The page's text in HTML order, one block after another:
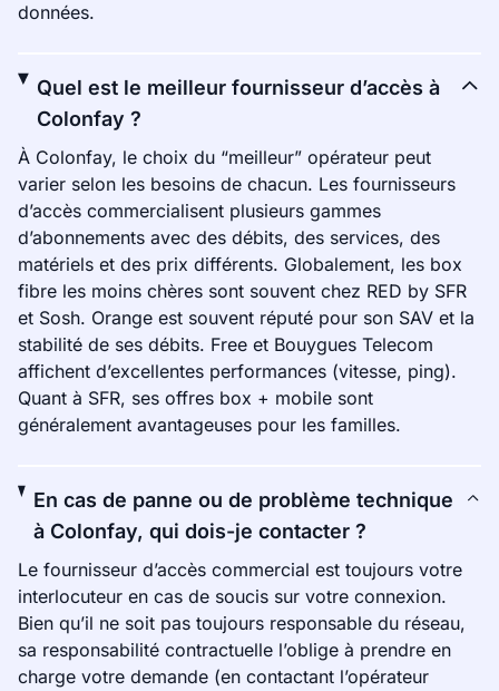
données.
Quel est le meilleur fournisseur d’accès à
Colonfay ?
À Colonfay, le choix du “meilleur” opérateur peut
varier selon les besoins de chacun. Les fournisseurs
d’accès commercialisent plusieurs gammes
d’abonnements avec des débits, des services, des
matériels et des prix différents. Globalement, les box
fibre les moins chères sont souvent chez RED by SFR
et Sosh. Orange est souvent réputé pour son SAV et la
stabilité de ses débits. Free et Bouygues Telecom
affichent d’excellentes performances (vitesse, ping).
Quant à SFR, ses offres box + mobile sont
généralement avantageuses pour les familles.
En cas de panne ou de problème technique
à Colonfay, qui dois-je contacter ?
Le fournisseur d’accès commercial est toujours votre
interlocuteur en cas de soucis sur votre connexion.
Bien qu’il ne soit pas toujours responsable du réseau,
sa responsabilité contractuelle l’oblige à prendre en
charge votre demande (en contactant l’opérateur